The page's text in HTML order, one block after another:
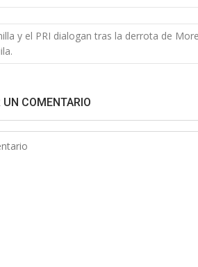
y el PRI dialogan tras la derrota de
UN COMENTARIO